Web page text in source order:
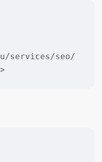
services/seo/